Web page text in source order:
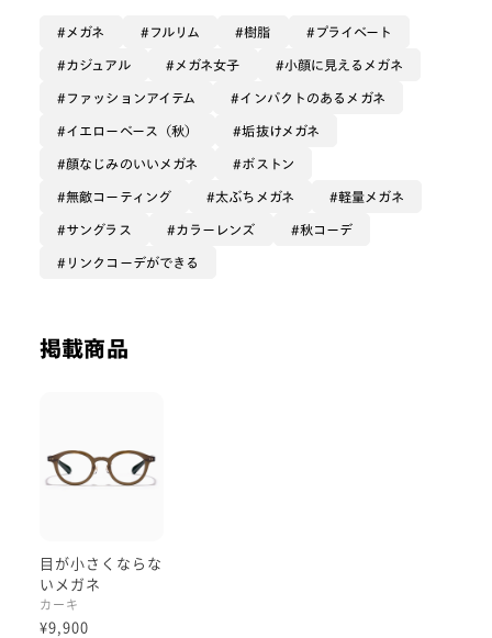
目が小さくならないメガネ👓
強度数の人のお悩みTOP3
「目が小さく見える」
「重たい・ズレる」
ズの厚みを解決するフレーム構造」「前後バランスが取
トレンドファッションに合わせやすいデザインに仕上が
ってます！
メガネ フルリム 樹脂 プライベート
カジュアル メガネ女子 小顔に見えるメガネ
ファッションアイテム インパクトのあるメガネ
イエローベース（秋） 垢抜けメガネ
顔なじみのいいメガネ ボストン
無敵コーティング 太ぶちメガネ 軽量メガネ
サングラス カラーレンズ 秋コーデ
リンクコーデができる
掲載商品
目が小さくならな
いメガネ
カーキ
¥9,900